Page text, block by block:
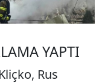
YAPTI
Rus